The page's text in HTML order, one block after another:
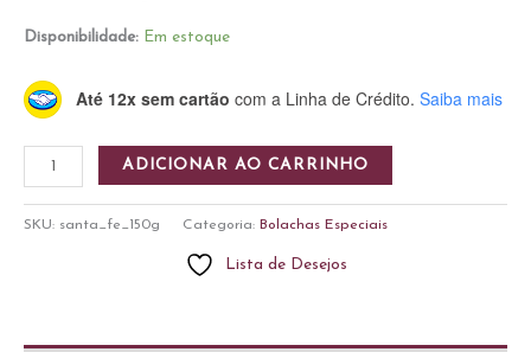
Disponibilidade: Em estoque
Até 12x sem cartão com a Linha de Crédito. Saiba mais
Santa
Fé
150g
ADICIONAR AO CARRINHO
SKU: santa_fe_150g Categoria: Bolachas Especiais
Lista de Desejos